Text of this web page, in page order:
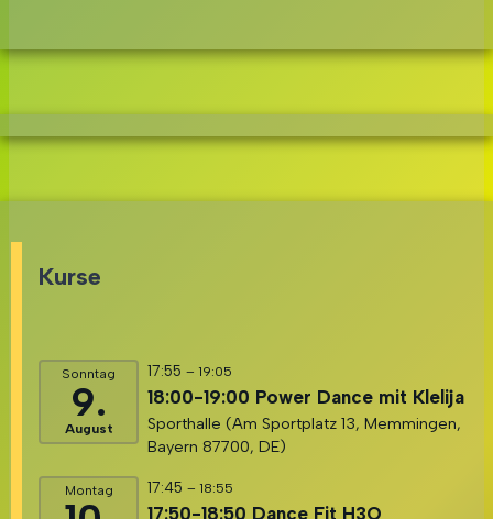
Kurse
Sonntag
9.
August
17:55 – 19:05
18:00-19:00 Power Dance mit Klelija
Sporthalle (Am Sportplatz 13, Memmingen,
Bayern 87700, DE)
Montag 17:45 – 18:55
17:50-18:50 Dance Fit H3O